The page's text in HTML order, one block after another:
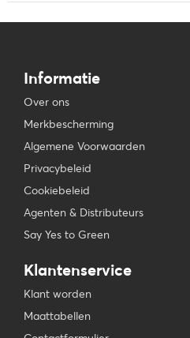
Informatie
Over ons
Merkbescherming
Algemene Voorwaarden
Privacybeleid
Cookiebeleid
Agenten & Distributeurs
Say Yes to Green
Klantenservice
Klant worden
Maattabellen